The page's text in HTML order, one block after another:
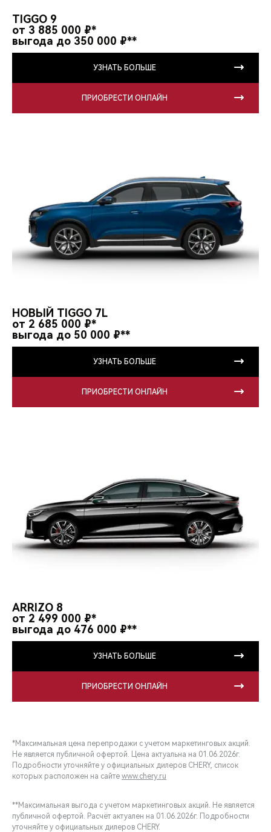
CHERY И СПОРТ
НАШИ МЕРОПРИЯТИЯ
TIGGO 9
от 3 885 000 ₽*
выгода до 350 000 ₽**
УЗНАТЬ БОЛЬШЕ
ПРИОБРЕСТИ ОНЛАЙН
НОВЫЙ TIGGO 7L
от 2 685 000 ₽*
выгода до 50 000 ₽**
УЗНАТЬ БОЛЬШЕ
ПРИОБРЕСТИ ОНЛАЙН
ARRIZO 8
от 2 499 000 ₽*
выгода до 476 000 ₽**
УЗНАТЬ БОЛЬШЕ
ПРИОБРЕСТИ ОНЛАЙН
*Максимальная цена перепродажи с учетом маркетинговых акций.
Не является публичной офертой. Цена актуальна на 01.06.2026г.
Подробности уточняйте у официальных дилеров CHERY, список
которых расположен на сайте www.chery.ru
**Максимальная выгода с учетом маркетинговых акций. Не является
публичной офертой. Расчёт актуален на 01.06.2026г. Подробности
уточняйте у официальных дилеров CHERY.